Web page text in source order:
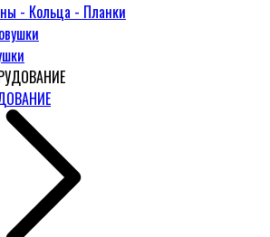
- Кольца - Планки